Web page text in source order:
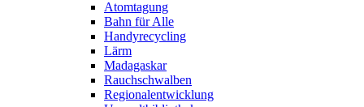
Atomtagung
Bahn für Alle
Handyrecycling
Lärm
Madagaskar
Rauchschwalben
Regionalentwicklung